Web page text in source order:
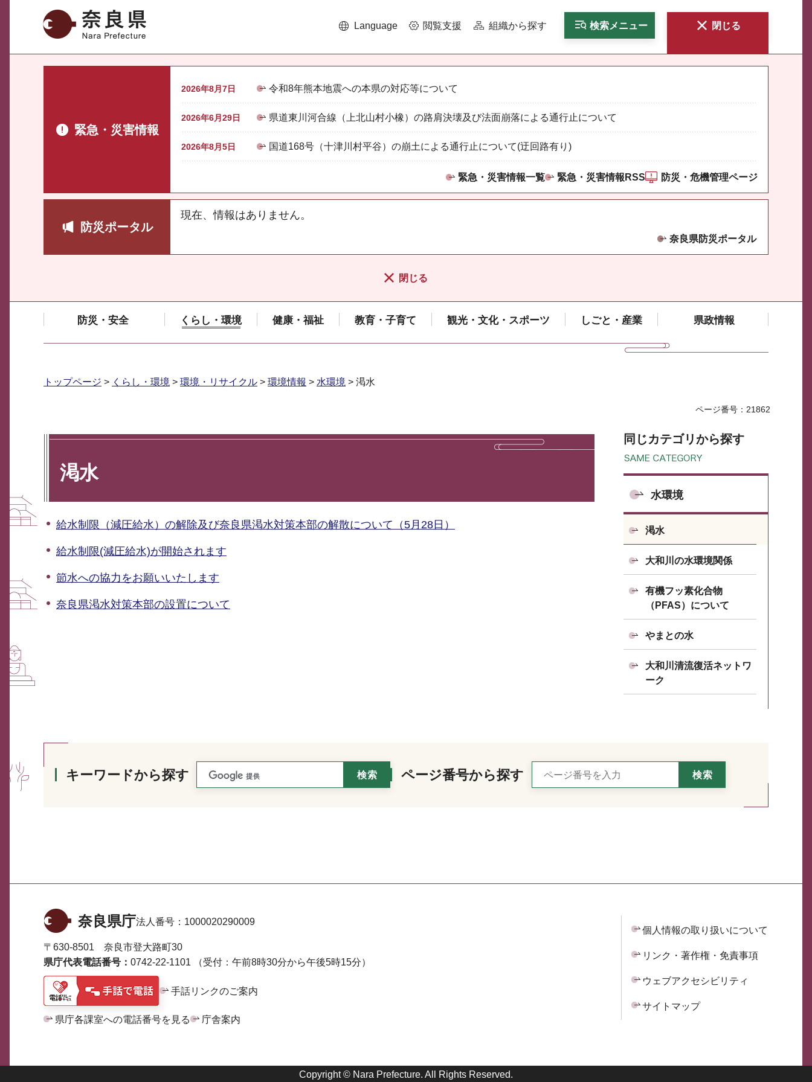
奈良県 Language 閲覧支援 組織から探す 検索メニュー 閉じる
緊急・災害情報
2026年8月7日 令和8年熊本地震への本県の対応等について
2026年6月29日 県道東川河合線（上北山村小橡）の路肩決壊及び法面崩落による通行止について
2026年8月5日 国道168号（十津川村平谷）の崩土による通行止について(迂回路有り)
緊急・災害情報一覧 緊急・災害情報RSS 防災・危機管理ページ
防災ポータル
現在、情報はありません。
奈良県防災ポータル
閉じる
防災・安全 くらし・環境 健康・福祉 教育・子育て 観光・文化・スポーツ しごと・産業 県政情報
トップページ > くらし・環境 > 環境・リサイクル > 環境情報 > 水環境 > 渇水
ページ番号：21862
渇水
給水制限（減圧給水）の解除及び奈良県渇水対策本部の解散について（5月28日）
給水制限(減圧給水)が開始されます
節水への協力をお願いいたします
奈良県渇水対策本部の設置について
同じカテゴリから探す
水環境
渇水
大和川の水環境関係
有機フッ素化合物
（PFAS）について
やまとの水
大和川清流復活ネットワ
ーク
キーワードから探す ページ番号から探す
奈良県庁法人番号： 1000020290009
〒630-8501 奈良市登大路町30
県庁代表電話番号： 0742-22-1101 （受付：午前8時30分から午後5時15分）
手話リンクのご案内
県庁各課室への電話番号を見る 庁舎案内
個人情報の取り扱いについて
リンク・著作権・免責事項
ウェブアクセシビリティ
サイトマップ
Copyright © Nara Prefecture. All Rights Reserved.